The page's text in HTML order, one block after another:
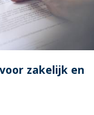
zakelijk en